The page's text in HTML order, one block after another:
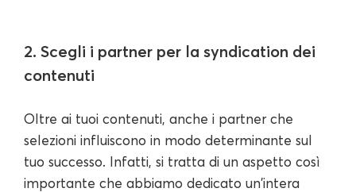
2. Scegli i partner per la syndication dei
contenuti
Oltre ai tuoi contenuti, anche i partner che
selezioni influiscono in modo determinante sul
tuo successo. Infatti, si tratta di un aspetto così
importante che abbiamo dedicato un'intera